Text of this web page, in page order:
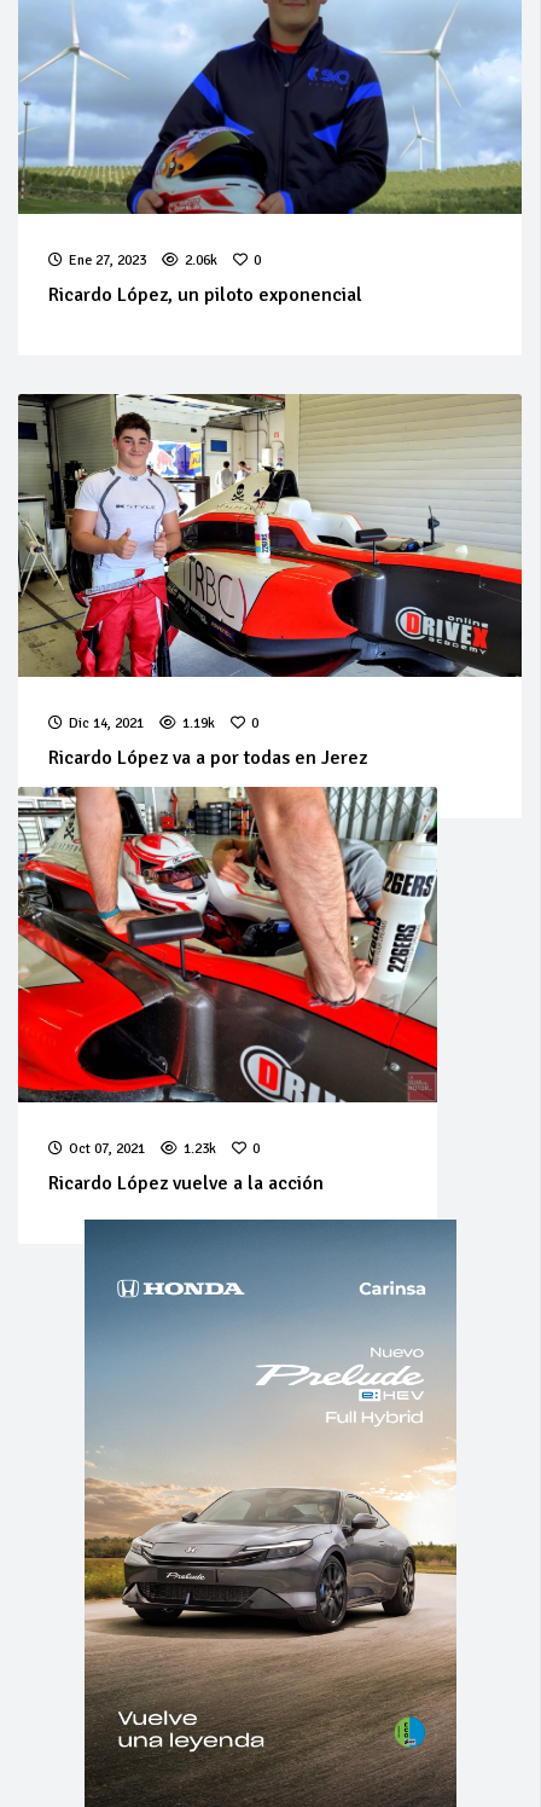
Ene 27, 2023 2.06k 0
Ricardo López, un piloto exponencial
Dic 14, 2021 1.19k 0
Ricardo López va a por todas en Jerez
Oct 07, 2021 1.23k 0
Ricardo López vuelve a la acción